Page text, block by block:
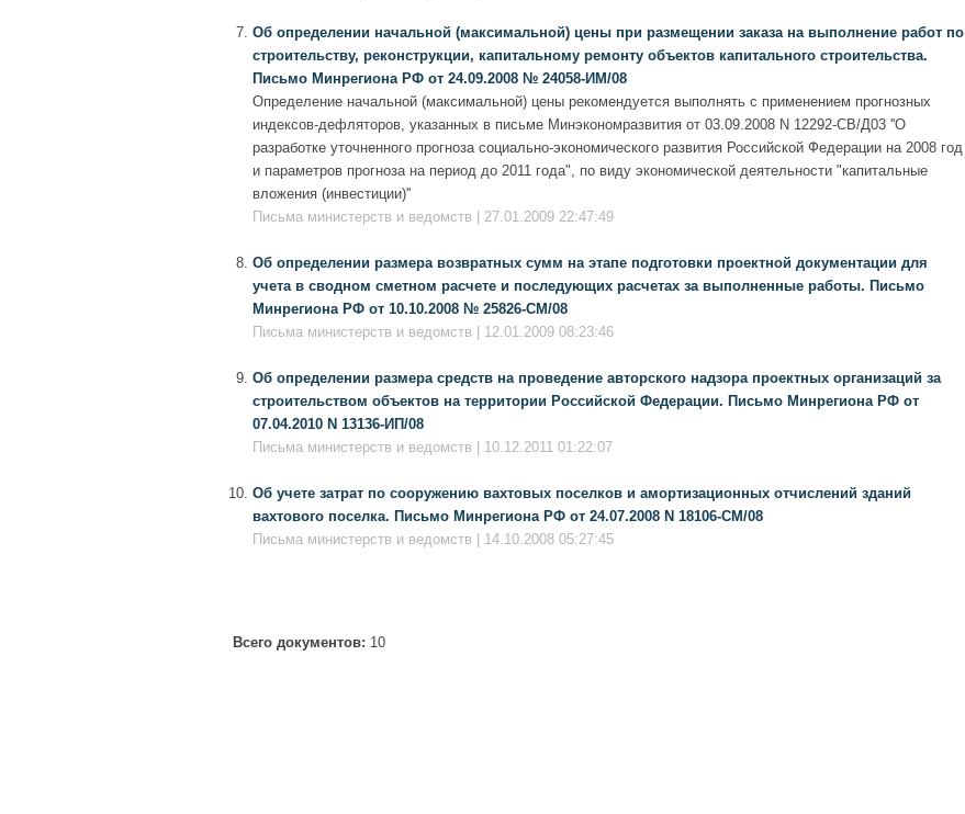
Об определении начальной (максимальной) цены при размещении заказа на выполнение работ по
строительству, реконструкции, капитальному ремонту объектов капитального строительства.
Письмо Минрегиона РФ от 24.09.2008 № 24058-ИМ/08
Определение начальной (максимальной) цены рекомендуется выполнять с применением прогнозных
индексов-дефляторов, указанных в письме Минэкономразвития от 03.09.2008 N 12292-СВ/Д03 ''О
разработке уточненного прогноза социально-экономического развития Российской Федерации на 2008 год
и параметров прогноза на период до 2011 года", по виду экономической деятельности "капитальные
вложения (инвестиции)''
Письма министерств и ведомств | 27.01.2009 22:47:49
Об определении размера возвратных сумм на этапе подготовки проектной документации для
учета в сводном сметном расчете и последующих расчетах за выполненные работы. Письмо
Минрегиона РФ от 10.10.2008 № 25826-СМ/08
Письма министерств и ведомств | 12.01.2009 08:23:46
Об определении размера средств на проведение авторского надзора проектных организаций за
строительством объектов на территории Российской Федерации. Письмо Минрегиона РФ от
07.04.2010 N 13136-ИП/08
Письма министерств и ведомств | 10.12.2011 01:22:07
Об учете затрат по сооружению вахтовых поселков и амортизационных отчислений зданий
вахтового поселка. Письмо Минрегиона РФ от 24.07.2008 N 18106-СМ/08
Письма министерств и ведомств | 14.10.2008 05:27:45
Всего документов: 10